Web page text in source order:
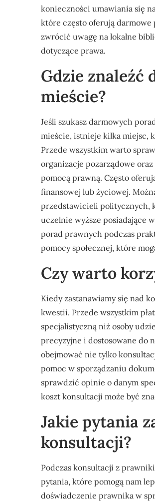
konieczności umawiania się
które często oferują
zwrócić uwagę na lokalne
dotyczące prawa.
Gdzie znaleźć
mieście?
Jeśli szukasz darmowych
mieście, istnieje kilka miejsc,
Przede wszystkim warto
organizacje pozarządowe
pomocą prawną. Często
finansowej lub życiowej.
przedstawicieli politycznych,
uczelnie wyższe posiadające
porad prawnych podczas
pomocy społecznej, które
Czy warto
Kiedy zastanawiamy się nad
kwestii. Przede wszystkim
specjalistyczną niż osoby
precyzyjne i dostosowane do
obejmować nie tylko
pomoc w sporządzaniu
sprawdzić opinie o danym
koszt konsultacji może być
Jakie pytania
konsultacji?
Podczas konsultacji z
pytania, które pomogą nam
doświadczenie prawnika w